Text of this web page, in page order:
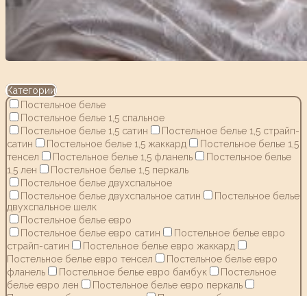
Категории
Постельное белье
Постельное белье 1,5 спальное
Постельное белье 1,5 сатин
Постельное белье 1,5 страйп-
сатин
Постельное белье 1,5 жаккард
Постельное белье 1,5
тенсел
Постельное белье 1,5 фланель
Постельное белье
1,5 лен
Постельное белье 1,5 перкаль
Постельное белье двухспальное
Постельное белье двухспальное сатин
Постельное белье
двухспальное шелк
Постельное белье евро
Постельное белье евро сатин
Постельное белье евро
страйп-сатин
Постельное белье евро жаккард
Постельное белье евро тенсел
Постельное белье евро
фланель
Постельное белье евро бамбук
Постельное
белье евро лен
Постельное белье евро перкаль